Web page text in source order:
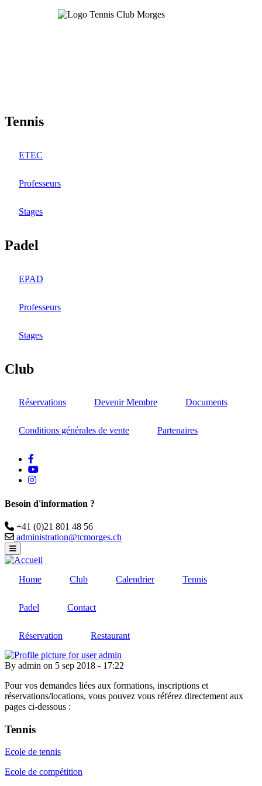
Tennis
ETEC
Professeurs
Stages
Padel
EPAD
Professeurs
Stages
Club
Réservations Devenir Membre Documents
Conditions générales de vente Partenaires
Youtube
instagram
Besoin d'information ?
Téléphone
+41 (0)21 801 48 56
Email
administration@tcmorges.ch
Home Club Calendrier Tennis
Padel Contact
Réservation Restaurant
By admin on 5 sep 2018 - 17:22
Pour vos demandes liées aux formations, inscriptions et
réservations/locations, vous pouvez vous référez directement aux
pages ci-dessous :
Tennis
Ecole de tennis
Ecole de compétition